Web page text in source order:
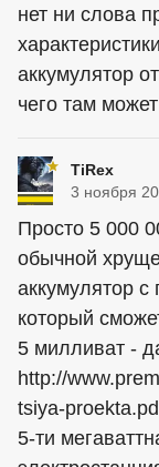
нет ни слова
аккумулятор
чего там
TiRex
3 ноября
Просто 5 000
обычной
аккумулятор с
который
5 милливат -
http://
tsiya-
5-ти